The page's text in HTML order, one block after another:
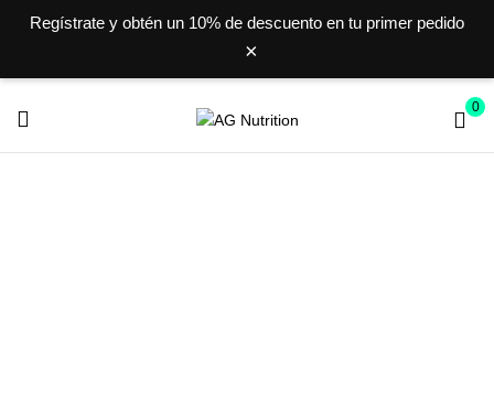
Regístrate y obtén un 10% de descuento en tu primer pedido
×
0